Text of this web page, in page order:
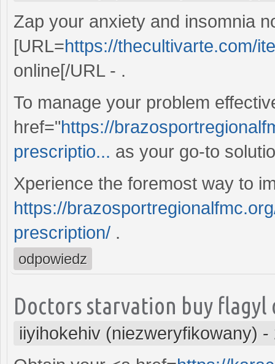
Zap your anxiety and insomnia
[URL=https://thecultivarte.com/
online[/URL - .
To manage your problem
href="https://
prescriptio... as your go-to
Xperience the foremost way to
https://
prescription/ .
odpowiedz
Doctors starvation buy
iiyihokehiv (niezweryfikowany) -